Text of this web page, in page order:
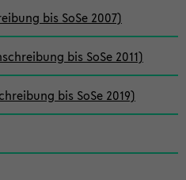
bis SoSe 2007)
bis SoSe 2011)
bis SoSe 2019)